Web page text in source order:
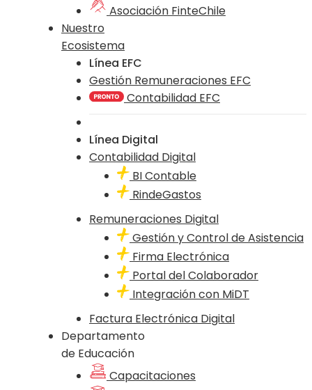
Asociación FinteChile
Nuestro
Ecosistema
Línea EFC
Gestión Remuneraciones EFC
Contabilidad EFC
Línea Digital
Contabilidad Digital
BI Contable
RindeGastos
Remuneraciones Digital
Gestión y Control de Asistencia
Firma Electrónica
Portal del Colaborador
Integración con MiDT
Factura Electrónica Digital
Departamento
de Educación
Capacitaciones